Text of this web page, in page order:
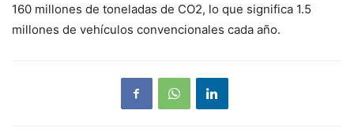
160 millones de toneladas de CO2, lo que significa 1.5
millones de vehículos convencionales cada año.